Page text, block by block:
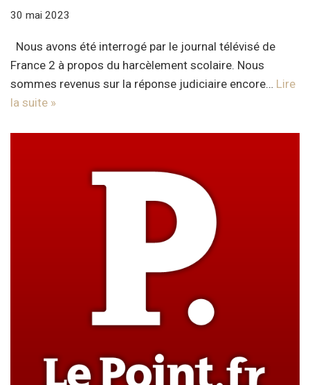
30 mai 2023
Nous avons été interrogé par le journal télévisé de
France 2 à propos du harcèlement scolaire. Nous
sommes revenus sur la réponse judiciaire encore… Lire
la suite »